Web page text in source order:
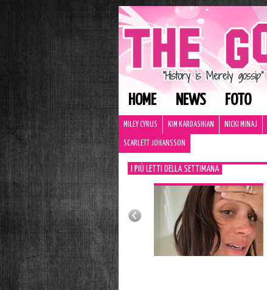
HOME NEWS FOTO
MILEY CYRUS KIM KARDASHIAN NICKI MINAJ
SCARLETT JOHANSSON
I PIÙ LETTI DELLA SETTIMANA